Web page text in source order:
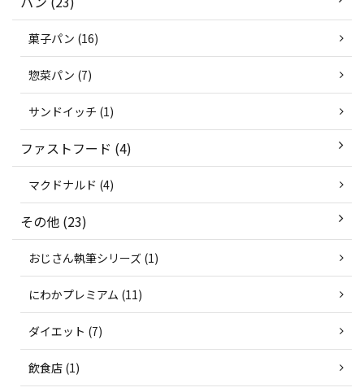
菓子パン (16)
惣菜パン (7)
サンドイッチ (1)
ファストフード (4)
マクドナルド (4)
その他 (23)
おじさん執筆シリーズ (1)
にわかプレミアム (11)
ダイエット (7)
飲食店 (1)